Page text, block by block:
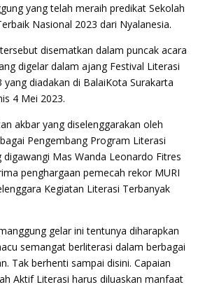
yang telah meraih predikat Sekolah
Nasional 2023 dari Nyalanesia.
disematkan dalam puncak acara
digelar dalam ajang Festival Literasi
yang diadakan di BalaiKota Surakarta
4 Mei 2023.
akbar yang diselenggarakan oleh
Pengembang Program Literasi
digawangi Mas Wanda Leonardo Fitres
penghargaan pemecah rekor MURI
Kegiatan Literasi Terbanyak
gelar ini tentunya diharapkan
semangat berliterasi dalam berbagai
Tak berhenti sampai disini. Capaian
Aktif Literasi harus diluaskan manfaat